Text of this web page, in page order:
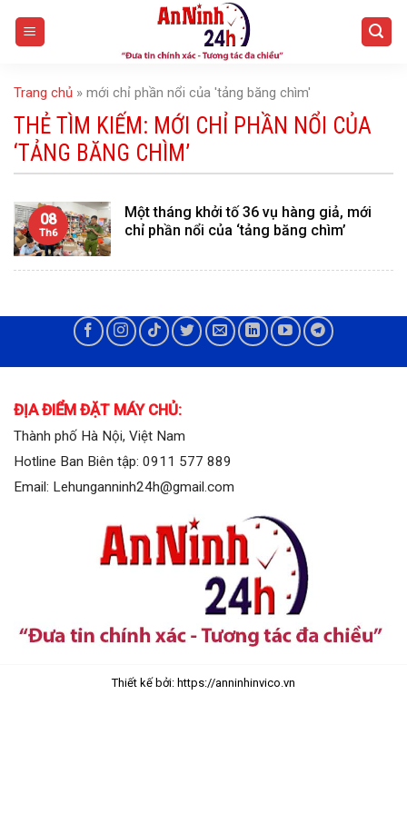
Trang chủ » mới chỉ phần nổi của 'tảng băng chìm'
THẺ TÌM KIẾM: MỚI CHỈ PHẦN NỔI CỦA
‘TẢNG BĂNG CHÌM’
Một tháng khởi tố 36 vụ hàng giả, mới
chỉ phần nổi của ‘tảng băng chìm’
08
Th6
ĐỊA ĐIỂM ĐẶT MÁY CHỦ:
Thành phố Hà Nội, Việt Nam
Hotline Ban Biên tập: 0911 577 889
Email: Lehunganninh24h@gmail.com
Thiết kế bởi: https://anninhinvico.vn